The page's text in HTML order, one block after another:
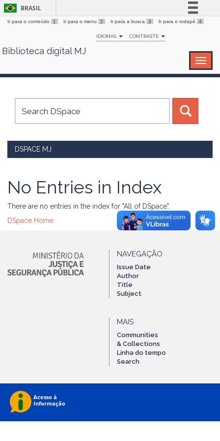
Skip
BRASIL
Simplifique!
Comunica BR
Canais
Ir para o conteúdo 1 Ir para o menu 2 Ir para a busca 3 Ir para o rodapé 4
IDIOMAS CONTRASTE
Biblioteca digital MJ
DSPACE MJ
No Entries in Index
There are no entries in the index for "All of DSpace".
DSpace Home
NAVEGAÇÃO
Issue Date
Author
Title
Subject
MAIS
Communities
& Collections
Linha do tempo
Search